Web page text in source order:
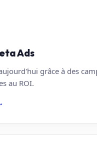
Ads
grâce à des
au ROI.